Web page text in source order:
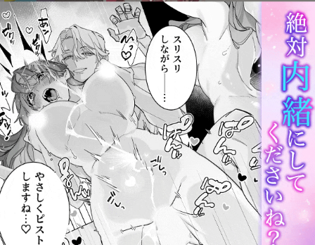
アオハラリル
お気に入り
∞POP
お気に入り
スキスキ告白∞連発（中
編）
お気に入り
踊り出すシンデレラ
僕らはずっとハッピーde
エンドレス
酔っ払い倉沢